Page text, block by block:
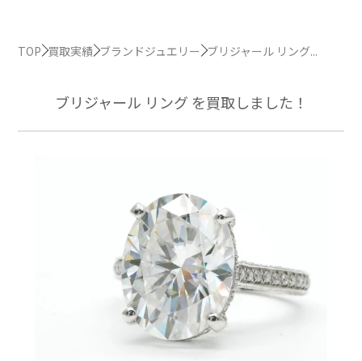
TOP 買取実績 ブランドジュエリー ブリジャール リング...
ブリジャール リング を買取しました！